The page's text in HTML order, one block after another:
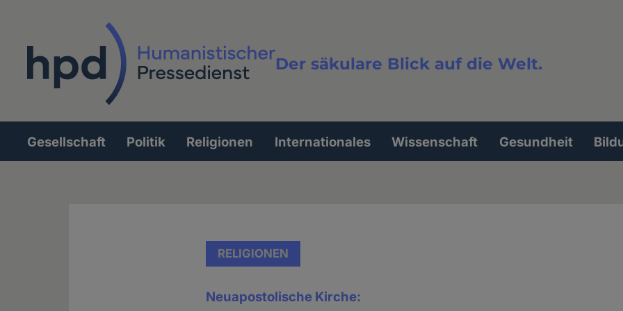
Der säkulare Blick auf die Welt.
Volltextsuche
Hauptnavigation
Gesellschaft Politik Religionen Internationales Wissenschaft Gesundheit
RELIGIONEN
Neuapostolische Kirche: